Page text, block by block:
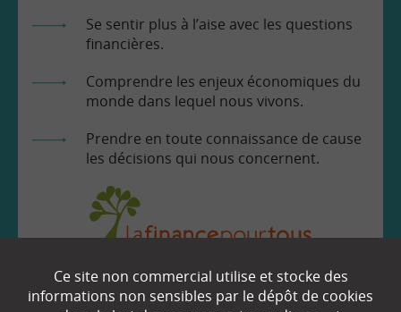
Se sentir plus à l’aise avec les questions
financières.
Comprendre les enjeux économiques du
monde dans lequel nous vivons.
Prendre en toute connaissance de cause
les décisions qui nous concernent.
EN SAVOIR
Ce site non commercial utilise et stocke des
informations non sensibles par le dépôt de cookies